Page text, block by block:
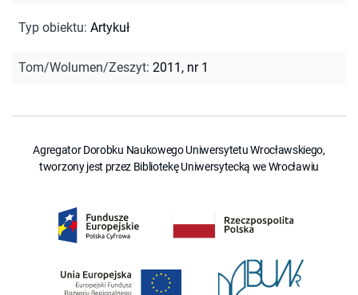
Typ obiektu: Artykuł
Tom/Wolumen/Zeszyt: 2011, nr 1
Agregator Dorobku Naukowego Uniwersytetu Wrocławskiego,
tworzony jest przez Bibliotekę Uniwersytecką we Wrocławiu